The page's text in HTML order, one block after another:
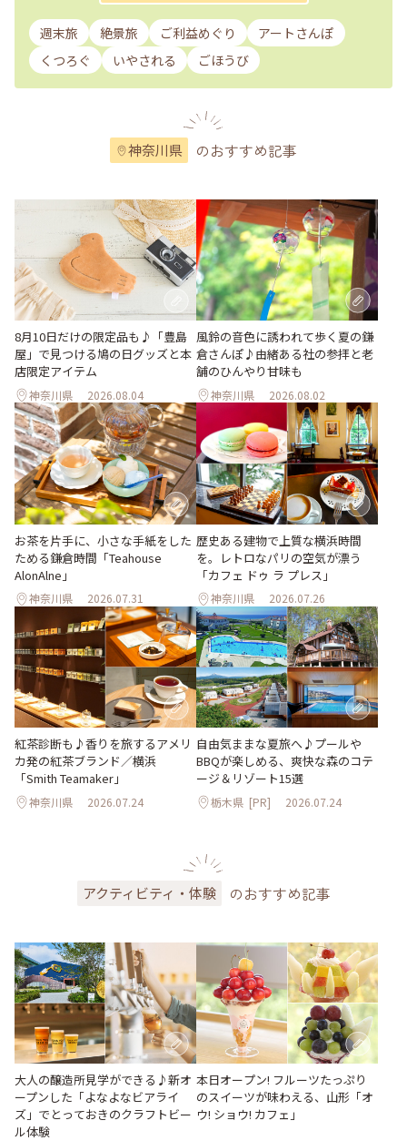
週末旅 絶景旅 ご利益めぐり
アートさんぽ
くつろぐ
いやされる ごほうび
神奈川県 のおすすめ記事
8月10日だけの限定品も♪「豊島
屋」で見つける鳩の日グッズと本
店限定アイテム
神奈川県 2026.08.04
風鈴の音色に誘われて歩く夏の鎌
倉さんぽ♪由緒ある社の参拝と老
舗のひんやり甘味も
神奈川県 2026.08.02
お茶を片手に、小さな手紙をした
ためる鎌倉時間「Teahouse
AlonAlne」
神奈川県 2026.07.31
歴史ある建物で上質な横浜時間
を。レトロなパリの空気が漂う
「カフェ ドゥ ラ プレス」
神奈川県 2026.07.26
紅茶診断も♪香りを旅するアメリ
カ発の紅茶ブランド／横浜
「Smith Teamaker」
神奈川県 2026.07.24
自由気ままな夏旅へ♪プールや
BBQが楽しめる、爽快な森のコテ
ージ＆リゾート15選
栃木県 [PR] 2026.07.24
アクティビティ・体験 のおすすめ記事
大人の醸造所見学ができる♪新オ
ープンした「よなよなビアライ
ズ」でとっておきのクラフトビー
ル体験
本日オープン! フルーツたっぷり
のスイーツが味わえる、山形「オ
ウ! ショウ! カフェ」